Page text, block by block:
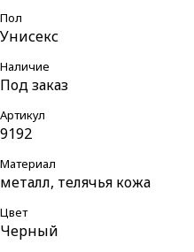
Пол
Унисекс
Наличие
Под заказ
Артикул
9192
Материал
металл, телячья кожа
Цвет
Черный